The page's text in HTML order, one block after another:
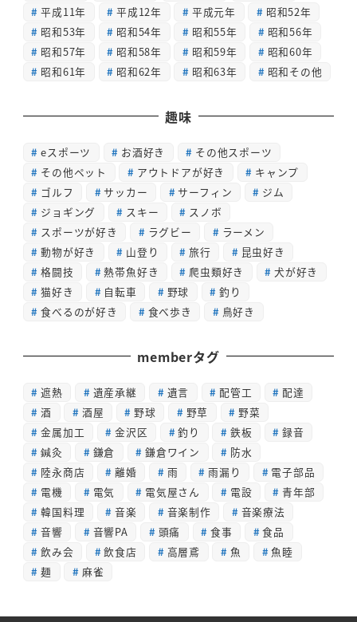
平成11年
平成12年 平成元年
昭和52年
昭和53年
昭和54年 昭和55年
昭和56年
昭和57年
昭和58年 昭和59年
昭和60年
昭和61年
昭和62年 昭和63年 昭和その他
趣味
eスポーツ お酒好き
その他スポーツ
その他ペット
アウトドアが好き
キャンプ
ゴルフ
サッカー サーフィン
ジム
ジョギング
スキー
スノボ
スポーツが好き
ラグビー
ラーメン
動物が好き
山登り 旅行
昆虫好き
格闘技
熱帯魚好き 爬虫類好き
犬が好き
猫好き
自転車 野球
釣り
食べるのが好き
食べ歩き 鳥好き
memberタグ
遮熱 遺産承継 遺言 配管工
配達
酒
酒屋 野球 野草
野菜
金属加工
金沢区 釣り 鉄板
録音
鍼灸
鎌倉 鎌倉ワイン
防水
陸永商店
離婚 雨 雨漏り
電子部品
電機
電気 電気屋さん 電設
青年部
韓国料理
音楽 音楽制作
音楽療法
音響
音響PA 頭痛 食事
食品
飲み会
飲食店 高層鳶 魚
魚睦
麺
麻雀